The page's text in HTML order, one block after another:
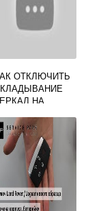
ОТКЛЮЧИТЬ
НА